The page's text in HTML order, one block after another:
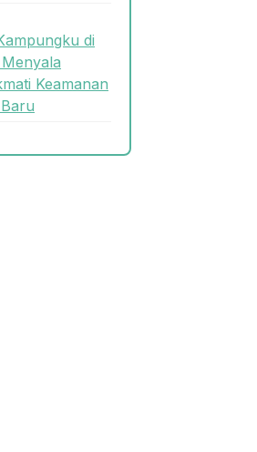
di
Keamanan